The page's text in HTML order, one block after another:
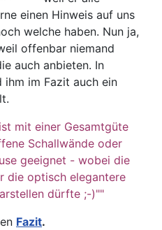
einen Hinweis auf uns
welche haben. Nun ja,
offenbar niemand
auch anbieten. In
im Fazit auch ein
mit einer Gesamtgüte
Schallwände oder
geeignet - wobei die
die optisch elegantere
dürfte ;-)""
Fazit.